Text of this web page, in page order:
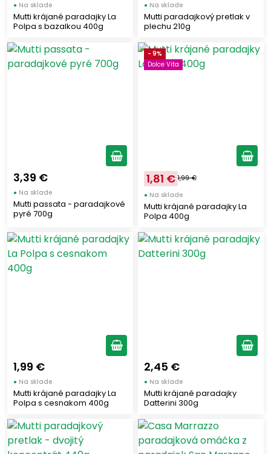
● Na sklade
Mutti krájané paradajky La
Polpa s bazalkou 400g
● Na sklade
Mutti paradajkový pretlak v
plechu 210g
3,39 €
● Na sklade
Mutti passata - paradajkové
pyré 700g
- 9%
Dolce Vita
1,81 € 1,99 €
● Na sklade
Mutti krájané paradajky La
Polpa 400g
1,99 €
● Na sklade
Mutti krájané paradajky La
Polpa s cesnakom 400g
2,45 €
● Na sklade
Mutti krájané paradajky
Datterini 300g